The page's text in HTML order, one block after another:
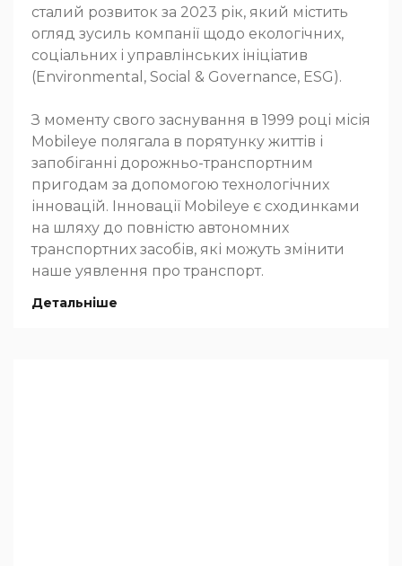
сталий розвиток за 2023 рік, який містить
огляд зусиль компанії щодо екологічних,
соціальних і управлінських ініціатив
(Environmental, Social & Governance, ESG).
З моменту свого заснування в 1999 році місія
Mobileye полягала в порятунку життів і
запобіганні дорожньо-транспортним
пригодам за допомогою технологічних
інновацій. Інновації Mobileye є сходинками
на шляху до повністю автономних
транспортних засобів, які можуть змінити
наше уявлення про транспорт.
Детальніше